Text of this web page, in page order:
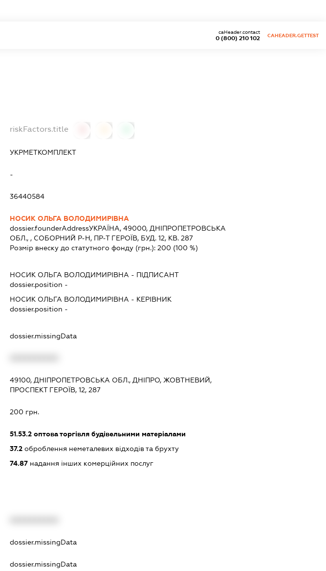
0 (800) 210 102
caHeader.contact
CAHEADER.GETTEST
riskFactors.title
УКРМЕТКОМПЛЕКТ
-
36440584
НОСИК ОЛЬГА ВОЛОДИМИРІВНА
dossier.founderAddressУКРАЇНА, 49000, ДНIПРОПЕТРОВСЬКА
ОБЛ., , СОБОРНИЙ Р-Н, ПР-Т ГЕРОЇВ, БУД. 12, КВ. 287
Розмір внеску до статутного фонду (грн.):200 (100 %)
НОСИК ОЛЬГА ВОЛОДИМИРІВНА - ПІДПИСАНТ
dossier.position -
НОСИК ОЛЬГА ВОЛОДИМИРІВНА - КЕРІВНИК
dossier.position -
dossier.missingData
49100, ДНІПРОПЕТРОВСЬКА ОБЛ., ДНІПРО, ЖОВТНЕВИЙ,
ПРОСПЕКТ ГЕРОЇВ, 12, 287
200 грн.
51.53.2 оптова торгівля будівельними матеріалами
37.2 оброблення неметалевих відходів та брухту
74.87 надання інших комерційних послуг
dossier.missingData
dossier.missingData